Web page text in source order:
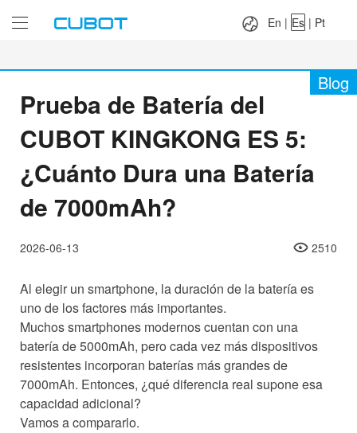
Pt
En | Es | Pt
Blog
Prueba de Batería del
CUBOT KINGKONG ES 5:
¿Cuánto Dura una Batería
de 7000mAh?
2026-06-13 2510
Al elegir un smartphone, la duración de la batería es
uno de los factores más importantes.
Muchos smartphones modernos cuentan con una
batería de 5000mAh, pero cada vez más dispositivos
resistentes incorporan baterías más grandes de
7000mAh. Entonces, ¿qué diferencia real supone esa
capacidad adicional?
Vamos a compararlo.